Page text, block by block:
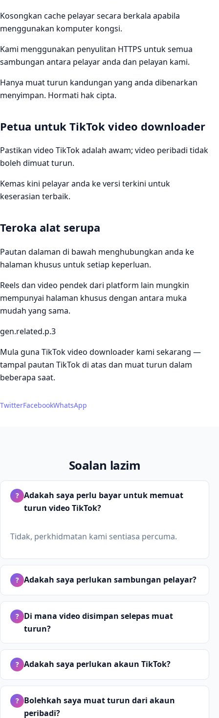
Kosongkan cache pelayar secara berkala apabila
menggunakan komputer kongsi.
Kami menggunakan penyulitan HTTPS untuk semua
sambungan antara pelayar anda dan pelayan kami.
Hanya muat turun kandungan yang anda dibenarkan
menyimpan. Hormati hak cipta.
Petua untuk TikTok video downloader
Pastikan video TikTok adalah awam; video peribadi tidak
boleh dimuat turun.
Kemas kini pelayar anda ke versi terkini untuk
keserasian terbaik.
Teroka alat serupa
Pautan dalaman di bawah menghubungkan anda ke
halaman khusus untuk setiap keperluan.
Reels dan video pendek dari platform lain mungkin
mempunyai halaman khusus dengan antara muka
mudah yang sama.
gen.related.p.3
Mula guna TikTok video downloader kami sekarang —
tampal pautan TikTok di atas dan muat turun dalam
beberapa saat.
TwitterFacebookWhatsApp
Soalan lazim
? Adakah saya perlu bayar untuk memuat
turun video TikTok?
Tidak, perkhidmatan kami sentiasa percuma.
? Adakah saya perlukan sambungan pelayar?
?
Di mana video disimpan selepas muat
turun?
? Adakah saya perlukan akaun TikTok?
?
Bolehkah saya muat turun dari akaun
peribadi?